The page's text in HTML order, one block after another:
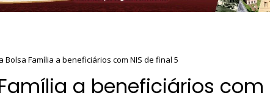
Bolsa Família a beneficiários com NIS de final 5
a beneficiários com